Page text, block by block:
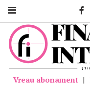
Vreau abonament |